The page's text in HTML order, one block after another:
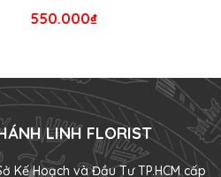
550.000₫
LINH FLORIST
Kế Hoạch và Đầu Tư TP.HCM cấp